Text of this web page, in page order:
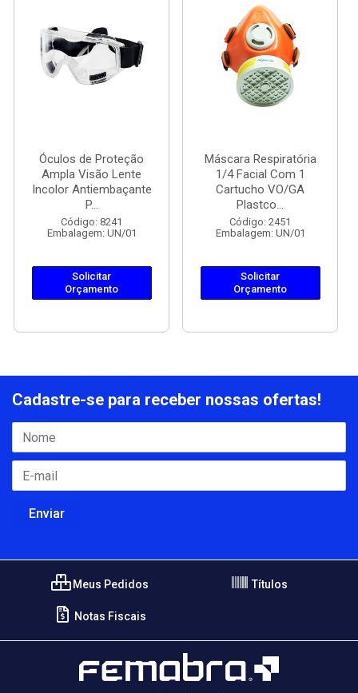
Óculos de Proteção
Ampla Visão Lente
Incolor Antiembaçante
P...
Código: 8241
Embalagem: UN/01
Solicitar
Orçamento
Máscara Respiratória
1/4 Facial Com 1
Cartucho VO/GA
Plastco...
Código: 2451
Embalagem: UN/01
Solicitar
Orçamento
Cadastre-se para receber nossas ofertas!
Meus Pedidos Títulos
Notas Fiscais